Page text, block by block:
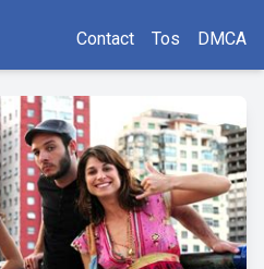
Contact Tos DMCA